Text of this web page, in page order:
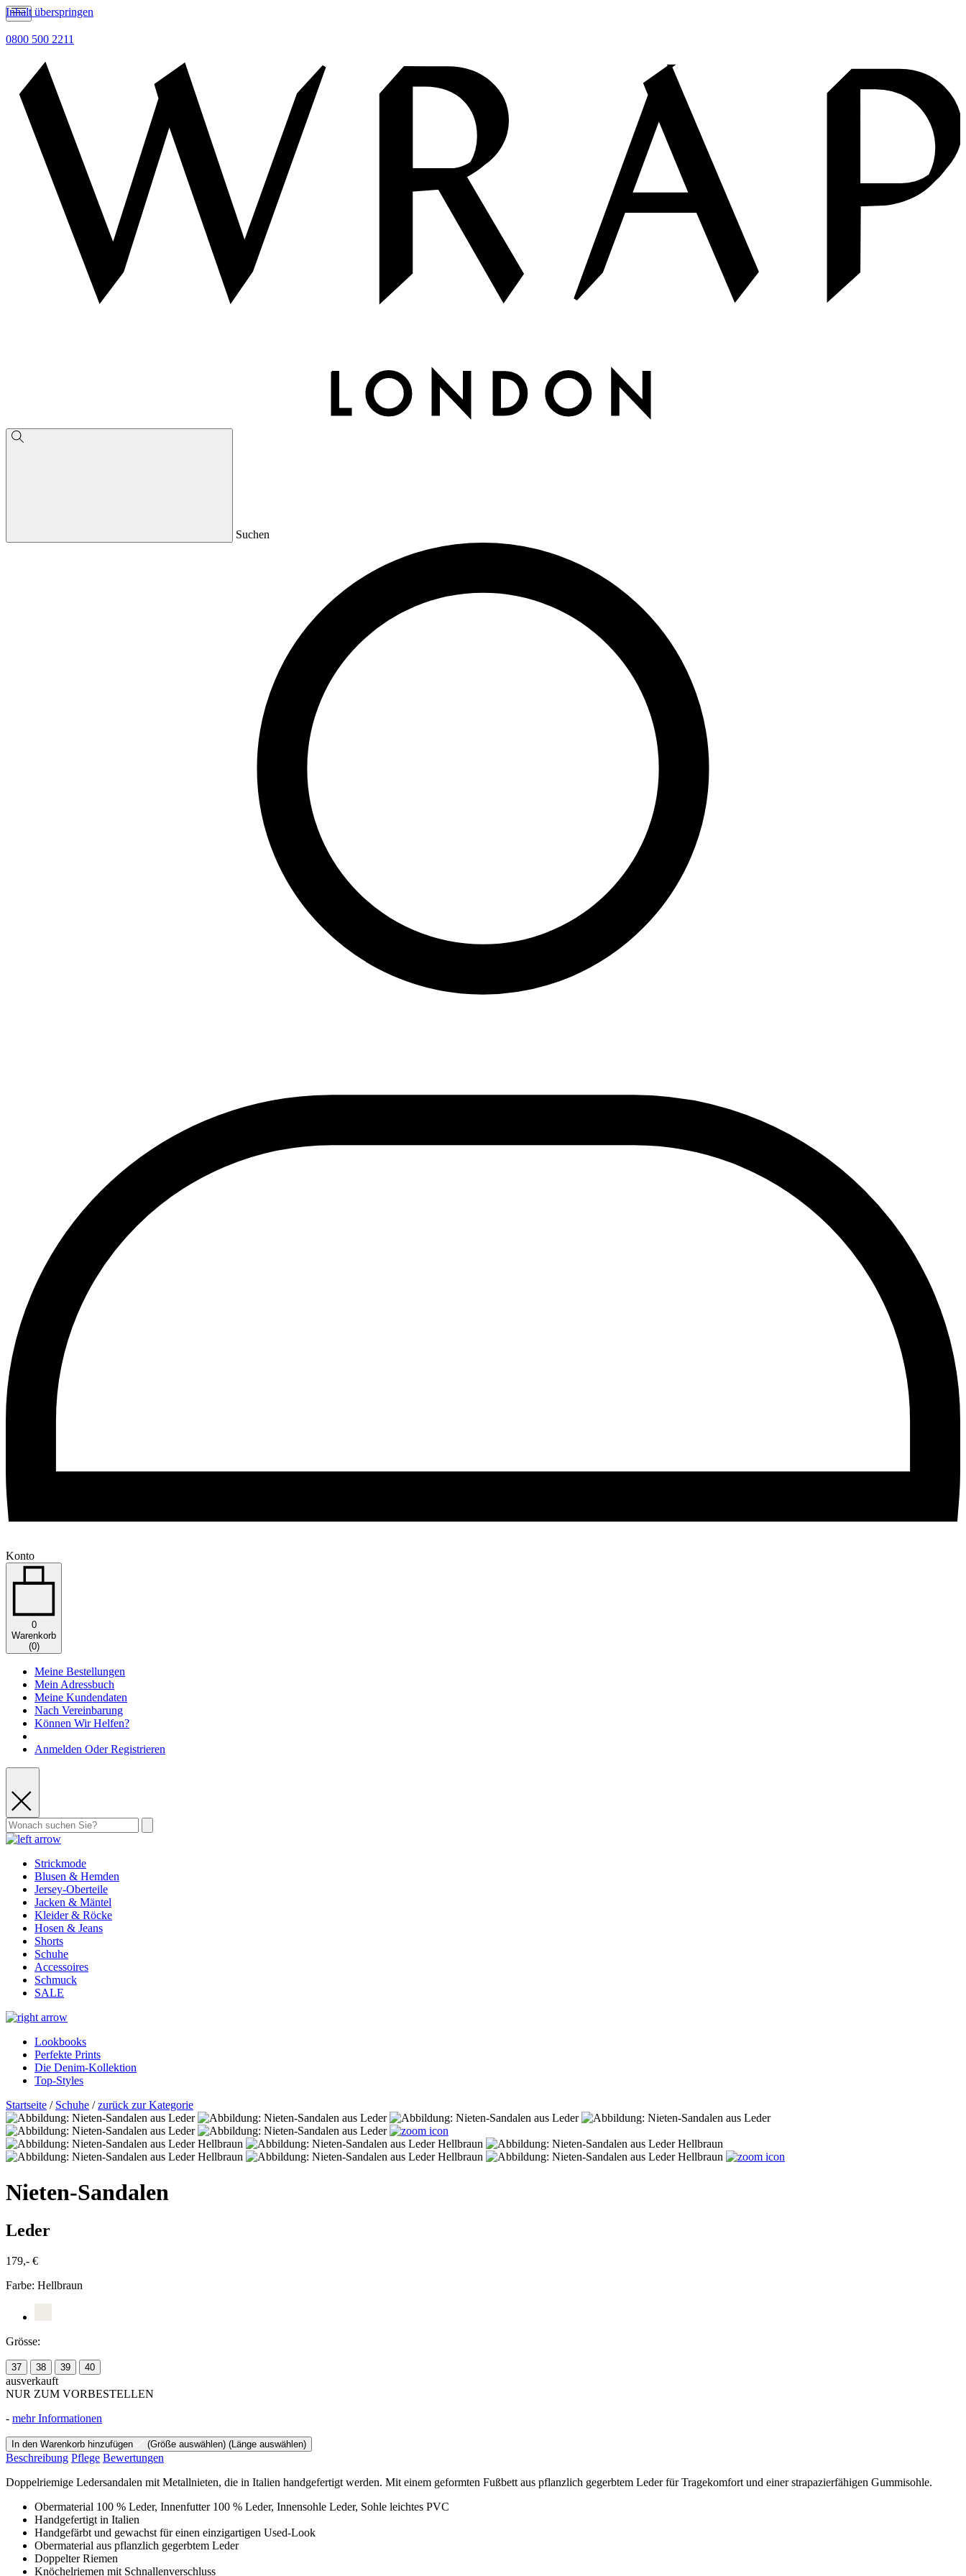
Inhalt überspringen
0800 500 2211
Suchen
Konto
0
Warenkorb
(0)
Meine Bestellungen
Mein Adressbuch
Meine Kundendaten
Nach Vereinbarung
Können Wir Helfen?
Anmelden Oder Registrieren
Strickmode
Blusen & Hemden
Jersey-Oberteile
Jacken & Mäntel
Kleider & Röcke
Hosen & Jeans
Shorts
Schuhe
Accessoires
Schmuck
SALE
Lookbooks
Perfekte Prints
Die Denim-Kollektion
Top-Styles
Startseite / Schuhe /zurück zur Kategorie
Nieten-Sandalen
Leder
179,- €
Farbe: Hellbraun
Grösse:
37 38 39 40
ausverkauft
NUR ZUM VORBESTELLEN
- mehr Informationen
In den Warenkorb hinzufügen (Größe auswählen) (Länge auswählen)
Beschreibung Pflege Bewertungen
Doppelriemige Ledersandalen mit Metallnieten, die in Italien handgefertigt werden. Mit einem geformten Fußbett aus pflanzlich gegerbtem Leder für Tragekomfort und einer strapazierfähigen Gummisohle.
Obermaterial 100 % Leder, Innenfutter 100 % Leder, Innensohle Leder, Sohle leichtes PVC
Handgefertigt in Italien
Handgefärbt und gewachst für einen einzigartigen Used-Look
Obermaterial aus pflanzlich gegerbtem Leder
Doppelter Riemen
Knöchelriemen mit Schnallenverschluss